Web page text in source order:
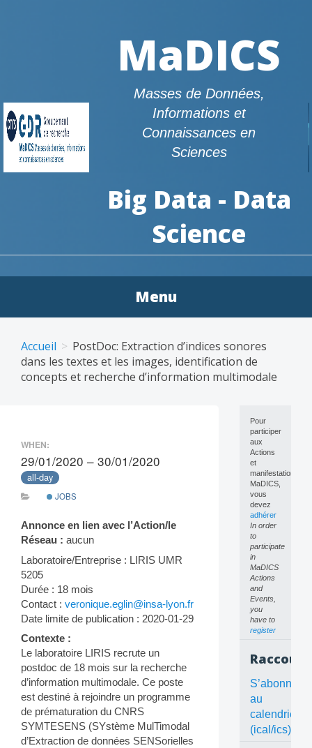
MaDICS
Masses de Données,
Informations et
Connaissances en
Sciences
Big Data - Data
Science
Menu
content
Accueil
PostDoc: Extraction d’indices sonores
dans les textes et les images, identification de
concepts et recherche d’information multimodale
WHEN:
29/01/2020 – 30/01/2020
all-day
JOBS
Annonce en lien avec l’Action/le
Réseau : aucun
Laboratoire/Entreprise : LIRIS UMR
5205
Durée : 18 mois
Contact : veronique.eglin@insa-lyon.fr
Date limite de publication : 2020-01-29
Contexte :
Le laboratoire LIRIS recrute un
postdoc de 18 mois sur la recherche
d’information multimodale. Ce poste
est destiné à rejoindre un programme
de prématuration du CNRS
SYMTESENS (SYstème MulTimodal
d’Extraction de données SENSorielles
Pour
participer
aux
Actions
et
manifestations
MaDICS,
vous
devez
adhérer
In order
to
participate
in
MaDICS
Actions
and
Events,
you
have to
register
S’abonner
au
calendrier
(ical/ics)